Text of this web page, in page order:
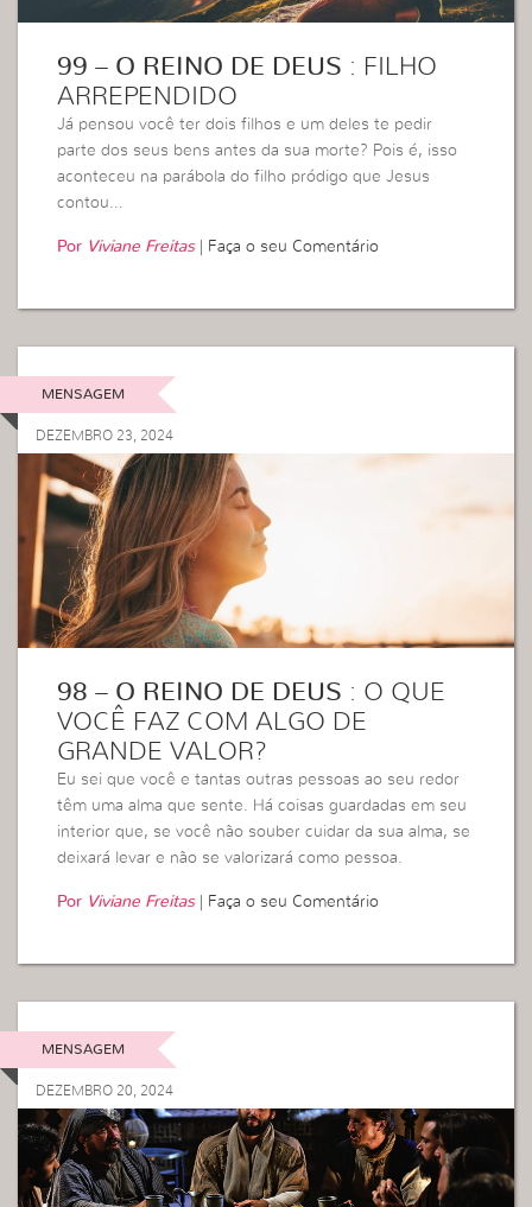
99 – O REINO DE DEUS : FILHO
ARREPENDIDO
Já pensou você ter dois filhos e um deles te pedir
parte dos seus bens antes da sua morte? Pois é, isso
aconteceu na parábola do filho pródigo que Jesus
contou…
Por Viviane Freitas| Faça o seu Comentário
MENSAGEM
DEZEMBRO 23, 2024
98 – O REINO DE DEUS : O QUE
VOCÊ FAZ COM ALGO DE
GRANDE VALOR?
Eu sei que você e tantas outras pessoas ao seu redor
têm uma alma que sente. Há coisas guardadas em seu
interior que, se você não souber cuidar da sua alma, se
deixará levar e não se valorizará como pessoa.
Por Viviane Freitas| Faça o seu Comentário
MENSAGEM
DEZEMBRO 20, 2024